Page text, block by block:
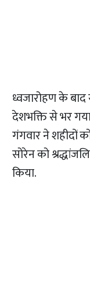
ध्वजारोहण के बाद
देशभक्ति से भर
गंगवार ने शहीदों
सोरेन को
किया.